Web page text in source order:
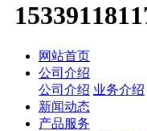
网站首页
公司介绍
公司介绍 业务介绍
新闻动态
产品服务